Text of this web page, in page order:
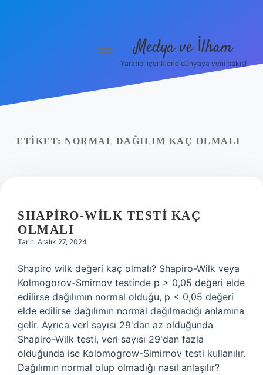
Yasal Uyarı
menüyüMedya ve İlham
Yaratıcı içeriklerle dünyaya yeni bakış!
ETIKET: NORMAL DAĞILIM KAÇ OLMALI
SHAPIRO-WILK TESTI KAÇ
OLMALI
Tarih: Aralık 27, 2024
Shapiro wilk değeri kaç olmalı? Shapiro-Wilk veya
Kolmogorov-Smirnov testinde p > 0,05 değeri elde
edilirse dağılımın normal olduğu, p < 0,05 değeri
elde edilirse dağılımın normal dağılmadığı anlamına
gelir. Ayrıca veri sayısı 29'dan az olduğunda
Shapiro-Wilk testi, veri sayısı 29'dan fazla
olduğunda ise Kolomogrow-Simirnov testi kullanılır.
Dağılımın normal olup olmadığı nasıl anlaşılır?